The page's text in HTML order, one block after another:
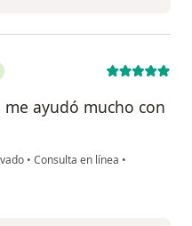
ayudó mucho con
• Consulta en línea •